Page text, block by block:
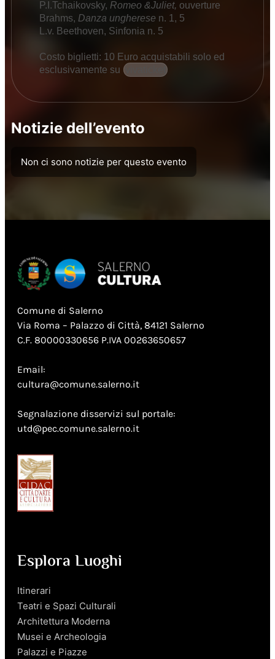
P.I.Tchaikovsky, Romeo &Juliet, ouverture
Brahms, Danza ungherese n. 1, 5
L.v. Beethoven, Sinfonia n. 5
Costo biglietti: 10 Euro acquistabili solo ed
esclusivamente su
Notizie dell’evento
Non ci sono notizie per questo evento
Comune di Salerno
Via Roma – Palazzo di Città, 84121 Salerno
C.F. 80000330656 P.IVA 00263650657
Email:
cultura@comune.salerno.it
Segnalazione disservizi sul portale:
utd@pec.comune.salerno.it
Esplora Luoghi
Itinerari
Teatri e Spazi Culturali
Architettura Moderna
Musei e Archeologia
Palazzi e Piazze